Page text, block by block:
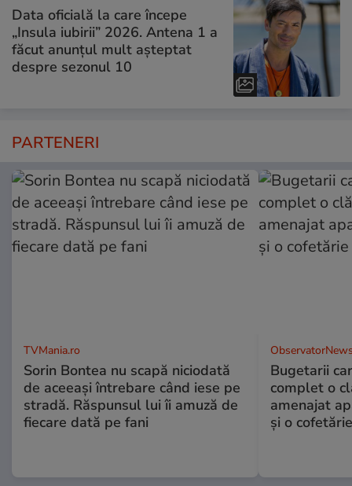
Data oficială la care începe
„Insula iubirii” 2026. Antena 1 a
făcut anunțul mult așteptat
despre sezonul 10
PARTENERI
TVMania.ro
Sorin Bontea nu scapă niciodată
de aceeași întrebare când iese pe
stradă. Răspunsul lui îi amuză de
fiecare dată pe fani
Bugetarii
complet o
amenajat
și o cofetărie